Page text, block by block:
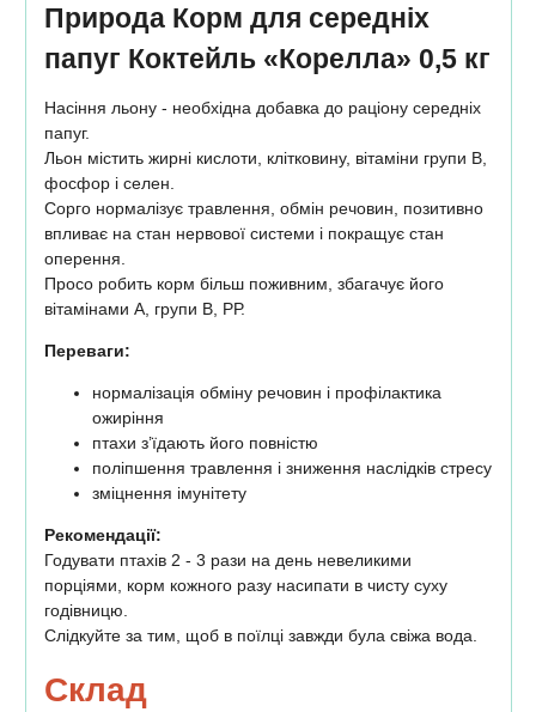
Природа Корм ​​для середніх
папуг Коктейль «Корелла» 0,5 кг
Насіння льону - необхідна добавка до раціону середніх
папуг.
Льон містить жирні кислоти, клітковину, вітаміни групи В,
фосфор і селен.
Сорго нормалізує травлення, обмін речовин, позитивно
впливає на стан нервової системи і покращує стан
оперення.
Просо робить корм більш поживним, збагачує його
вітамінами А, групи В, РР.
Переваги:
нормалізація обміну речовин і профілактика
ожиріння
птахи з’їдають його повністю
поліпшення травлення і зниження наслідків стресу
зміцнення імунітету
Рекомендації:
Годувати птахів 2 - 3 рази на день невеликими
порціями, корм кожного разу насипати в чисту суху
годівницю.
Слідкуйте за тим, щоб в поїлці завжди була свіжа вода.
Склад